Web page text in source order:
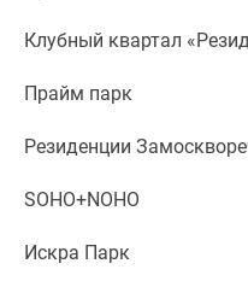
Квартиры
карте
Ипотечный
Семейная
Военная
Клубный квартал
Прайм парк
Резиденции
SOHO+NOHO
Искра Парк